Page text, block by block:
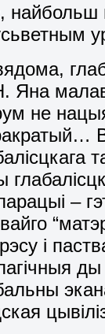
найбольш
Яна
не
–
і